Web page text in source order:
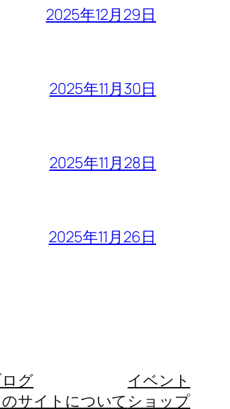
2025年12月29日
2025年11月30日
2025年11月28日
2025年11月26日
グ
サイトについて
イベント
ショップ